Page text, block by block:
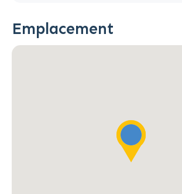
Emplacement